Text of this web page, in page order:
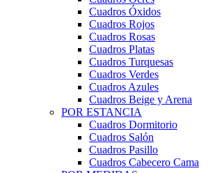
Cuadros Óxidos
Cuadros Rojos
Cuadros Rosas
Cuadros Platas
Cuadros Turquesas
Cuadros Verdes
Cuadros Azules
Cuadros Beige y Arena
POR ESTANCIA
Cuadros Dormitorio
Cuadros Salón
Cuadros Pasillo
Cuadros Cabecero Cama